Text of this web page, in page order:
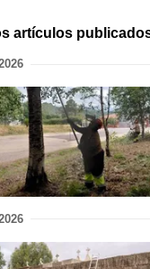
artículos